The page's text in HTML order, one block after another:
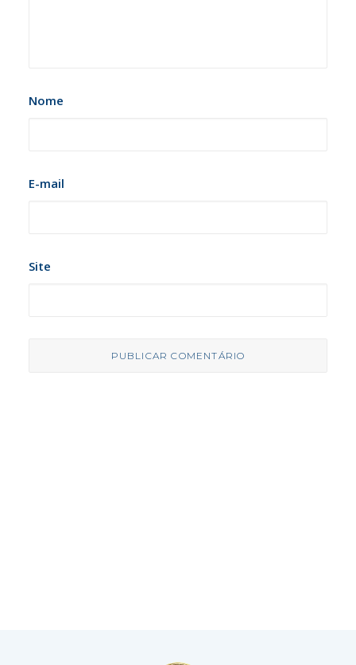
Nome
E-mail
Site